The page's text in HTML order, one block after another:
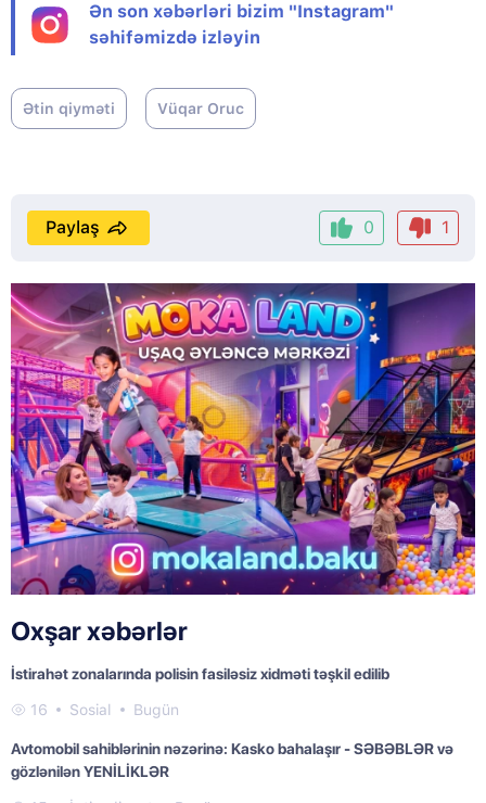
Ən son xəbərləri bizim "Instagram"
səhifəmizdə izləyin
Ətin qiyməti Vüqar Oruc
0 1
Paylaş
Oxşar xəbərlər
İstirahət zonalarında polisin fasiləsiz xidməti təşkil edilib
16 Sosial Bugün
Avtomobil sahiblərinin nəzərinə: Kasko bahalaşır - SƏBƏBLƏR və
gözlənilən YENİLİKLƏR